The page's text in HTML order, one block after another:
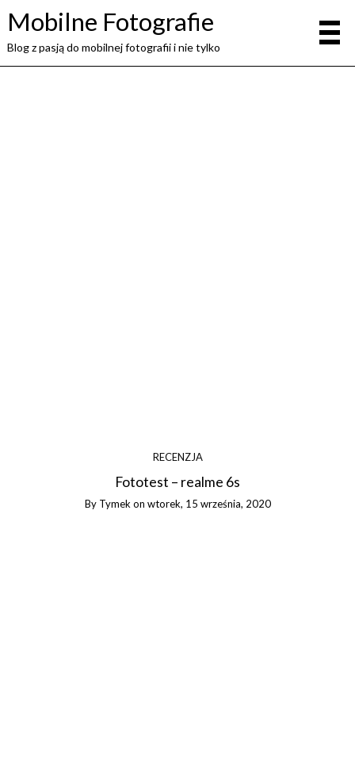
Mobilne Fotografie
Blog z pasją do mobilnej fotografii i nie tylko
RECENZJA
Fototest – realme 6s
By Tymek on wtorek, 15 września, 2020